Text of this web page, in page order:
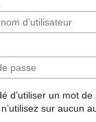
d’utiliser un mot de
sur aucun